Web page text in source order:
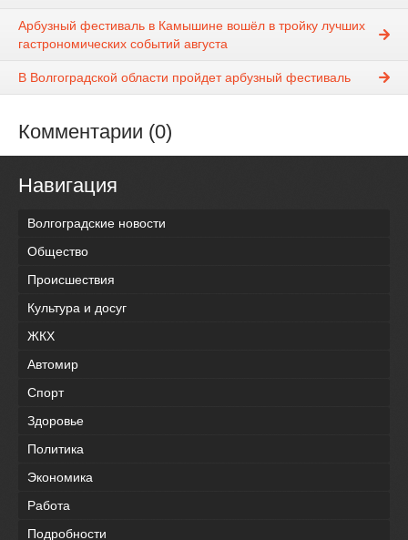
Арбузный фестиваль в Камышине вошёл в тройку лучших
гастрономических событий августа
В Волгоградской области пройдет арбузный фестиваль
Комментарии (0)
Навигация
Волгоградские новости
Общество
Происшествия
Культура и досуг
ЖКХ
Автомир
Спорт
Здоровье
Политика
Экономика
Работа
Подробности